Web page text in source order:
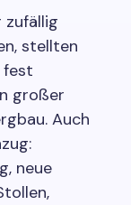
stellten
fest
großer
Auch
neue